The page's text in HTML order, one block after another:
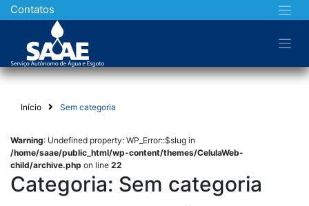
Skip
to
Contatos
Início Sem categoria
Warning: Undefined property: WP_Error::$slug in
/home/saae/public_html/wp-content/themes/CelulaWeb-
child/archive.php on line 22
Categoria: Sem categoria